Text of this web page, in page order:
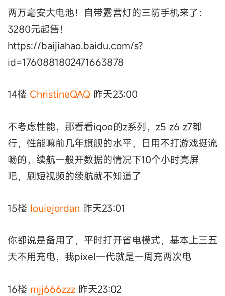
两万毫安大电池！自带露营灯的三防手机来了：
3280元起售！
https://baijiahao.baidu.com/s?
id=1760881802471663878
14楼 ChristineQAQ 昨天23:00
不考虑性能，那看看iqoo的z系列，z5 z6 z7都
行，性能嘛前几年旗舰的水平，日用不打游戏挺流
畅的，续航一般开数据的情况下10个小时亮屏
吧，刷短视频的续航就不知道了
15楼 louiejordan 昨天23:01
你都说是备用了，平时打开省电模式，基本上三五
天不用充电，我pixel一代就是一周充两次电
16楼 mjj666zzz 昨天23:02